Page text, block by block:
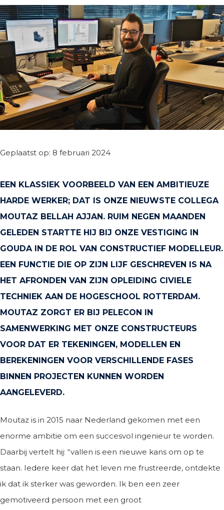
Geplaatst op: 8 februari 2024
EEN KLASSIEK VOORBEELD VAN EEN AMBITIEUZE
HARDE WERKER; DAT IS ONZE NIEUWSTE COLLEGA
MOUTAZ BELLAH AJJAN. RUIM NEGEN MAANDEN
GELEDEN STARTTE HIJ BIJ ONZE VESTIGING IN
GOUDA IN DE ROL VAN CONSTRUCTIEF MODELLEUR.
EEN FUNCTIE DIE OP ZIJN LIJF GESCHREVEN IS NA
HET AFRONDEN VAN ZIJN OPLEIDING CIVIELE
TECHNIEK AAN DE HOGESCHOOL ROTTERDAM.
MOUTAZ ZORGT ER BIJ PELECON IN
SAMENWERKING MET ONZE CONSTRUCTEURS
VOOR DAT ER TEKENINGEN, MODELLEN EN
BEREKENINGEN VOOR VERSCHILLENDE FASES
BINNEN PROJECTEN KUNNEN WORDEN
AANGELEVERD.
Moutaz is in 2015 naar Nederland gekomen met een
enorme ambitie om een succesvol ingenieur te worden.
Daarbij vertelt hij: “vallen is een nieuwe kans om op te
staan. Iedere keer dat het leven me frustreerde, ontdekte
ik dat ik sterker was geworden. Ik ben een zeer
gemotiveerd persoon met een groot